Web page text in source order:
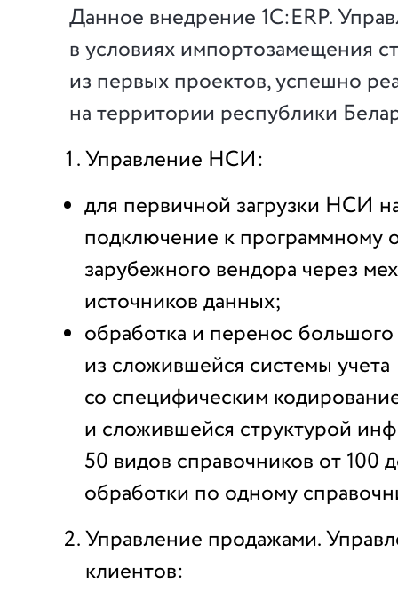
Данное внедрение 1С:ERP.
в условиях импортозамещения
из первых проектов, успешно
на территории республики
Управление НСИ:
для первичной загрузки НСИ
подключение к программному
зарубежного вендора через
источников данных;
обработка и перенос
из сложившейся системы учета
со специфическим
и сложившейся структурой
50 видов справочников от 100
обработки по одному
Управление продажами.
клиентов: